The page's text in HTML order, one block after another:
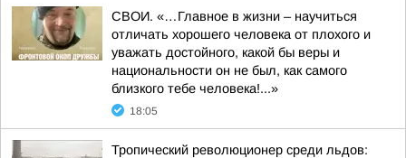
СВОИ. «…Главное в жизни – научиться
отличать хорошего человека от плохого и
уважать достойного, какой бы веры и
национальности он не был, как самого
близкого тебе человека!...»
18:05
Тропический революционер среди льдов: